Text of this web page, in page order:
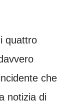
quattro
che
notizia di